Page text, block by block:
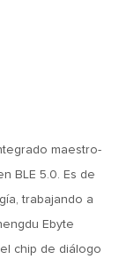
maestro-
BLE 5.0. Es de
trabajando a
Ebyte
chip de diálogo